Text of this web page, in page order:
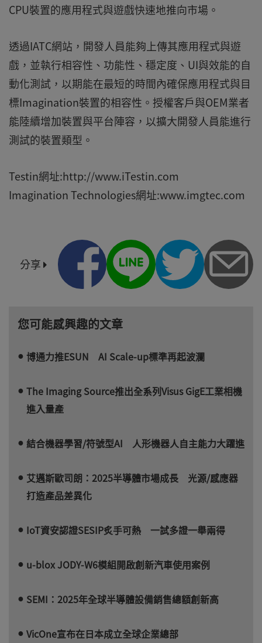
CPU裝置的應用程式與遊戲快速地推向市場。
透過IATC網站，開發人員能夠上傳其應用程式與遊
戲，並執行相容性、功能性、穩定度、UI與效能的自
動化測試，以期能在最短的時間內確保應用程式與目
標Imagination裝置的相容性。授權客戶與OEM業者
能陸續增加裝置與平台陣容，以擴大開發人員能進行
測試的裝置類型。
Testin網址:http://www.iTestin.com
Imagination Technologies網址:www.imgtec.com
分享
您可能感興趣的文章
博通力推ESUN AI Scale-up標準再起波瀾
The Imaging Source推出全系列Visus GigE工業相機
進入量產
結合機器學習/符號型AI 人形機器人自主能力大躍進
艾邁斯歐司朗：2025半導體市場成長 光源/感應器
打造產品差異化
IoT資安認證SESIP炙手可熱 一試多證一舉兩得
u-blox JODY-W6模組開啟創新汽車使用案例
SEMI：2025年全球半導體設備銷售總額創新高
VicOne宣布在日本成立全球企業總部